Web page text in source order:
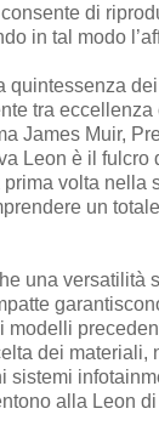
di
in tal modo
quintessenza
tra
James Muir,
Leon è il fulcro
volta nella
un
una versatilità
modelli
dei materiali,
sistemi
alla Leon